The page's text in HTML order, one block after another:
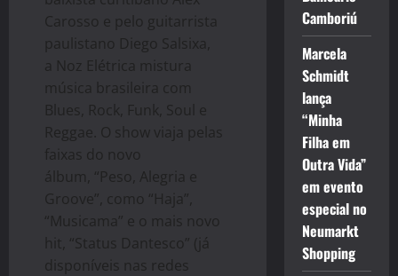
Carosso e pelo guitarrista
paulistano Diego Salsixa,
a Noz Elétrica mistura
música brasileira com
Blues, Rock, Funk, Soul e
Reggae. O show viaja pelas
faixas do novo
álbum, “Peso, Alegria e
Groove”, como “Haja”,
“Musicama” e o mais novo
hit, “Status Dantesco” (já
disponíveis nas redes
Camboriú
Marcela
Schmidt
lança
“Minha
Filha em
Outra Vida”
em evento
especial no
Neumarkt
Shopping